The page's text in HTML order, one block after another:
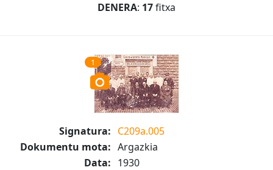
DENERA: 17fitxa
1
Signatura: C209a.005
Dokumentu mota: Argazkia
Data: 1930